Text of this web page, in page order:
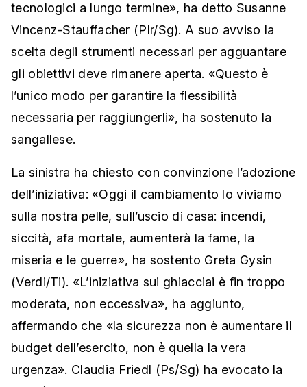
tecnologici a lungo termine», ha detto Susanne
Vincenz-Stauffacher (Plr/Sg). A suo avviso la
scelta degli strumenti necessari per agguantare
gli obiettivi deve rimanere aperta. «Questo è
l’unico modo per garantire la flessibilità
necessaria per raggiungerli», ha sostenuto la
sangallese.
La sinistra ha chiesto con convinzione l’adozione
dell’iniziativa: «Oggi il cambiamento lo viviamo
sulla nostra pelle, sull’uscio di casa: incendi,
siccità, afa mortale, aumenterà la fame, la
miseria e le guerre», ha sostento Greta Gysin
(Verdi/Ti). «L’iniziativa sui ghiacciai è fin troppo
moderata, non eccessiva», ha aggiunto,
affermando che «la sicurezza non è aumentare il
budget dell’esercito, non è quella la vera
urgenza». Claudia Friedl (Ps/Sg) ha evocato la